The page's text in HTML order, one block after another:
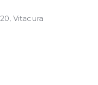
Vitacura